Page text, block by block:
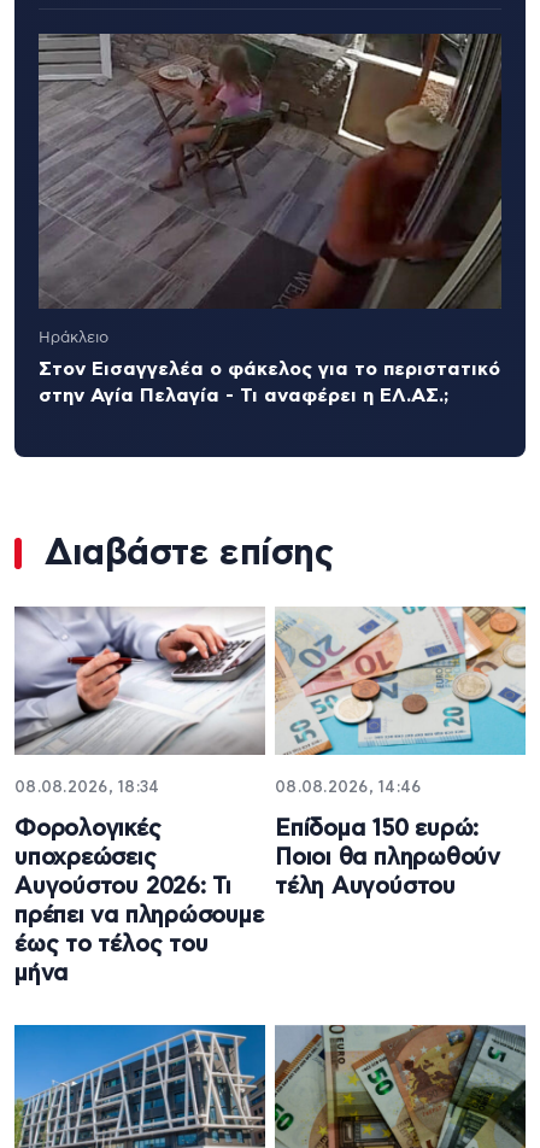
Ηράκλειο
Στον Εισαγγελέα ο φάκελος για το περιστατικό
στην Αγία Πελαγία - Τι αναφέρει η ΕΛ.ΑΣ.;
Διαβάστε επίσης
08.08.2026, 18:34
Φορολογικές
υποχρεώσεις
Αυγούστου 2026: Τι
πρέπει να πληρώσουμε
έως το τέλος του
μήνα
08.08.2026, 14:46
Επίδομα 150 ευρώ:
Ποιοι θα πληρωθούν
τέλη Αυγούστου